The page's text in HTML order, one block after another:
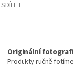
SDÍLET
Originální
Produkty ručně fotíme